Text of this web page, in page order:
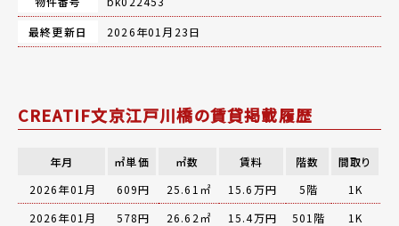
最終更新日
2026年01月23日
CREATIF文京江戸川橋の賃貸掲載履歴
年月 ㎡単価 ㎡数 賃料 階数
間取り
2026年01月
609円 25.61㎡ 15.6万円 5階
1K
2026年01月
578円 26.62㎡ 15.4万円 501階
1K